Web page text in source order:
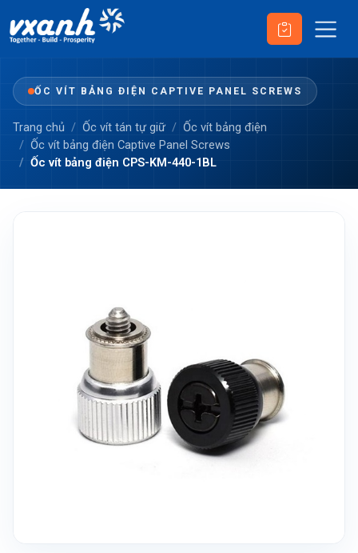
ỐC VÍT BẢNG ĐIỆN CAPTIVE PANEL SCREWS
Trang chủ Ốc vít tán tự giữ
Ốc vít bảng điện
Ốc vít bảng điện Captive Panel Screws
Ốc vít bảng điện CPS-KM-440-1BL